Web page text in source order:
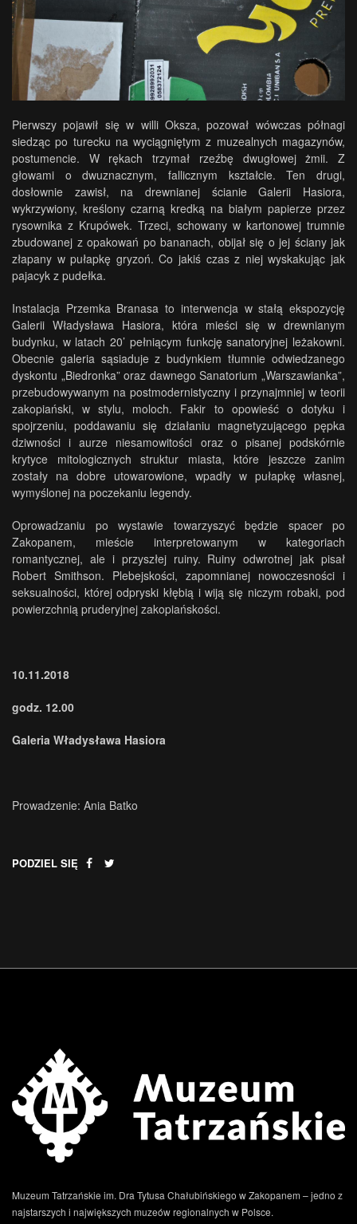
Pierwszy pojawił się w willi Oksza, pozował wówczas półnagi
siedząc po turecku na wyciągniętym z muzealnych magazynów,
postumencie. W rękach trzymał rzeźbę dwugłowej żmii. Z
głowami o dwuznacznym, fallicznym kształcie. Ten drugi,
dosłownie zawisł, na drewnianej ścianie Galerii Hasiora,
wykrzywiony, kreślony czarną kredką na białym papierze przez
rysownika z Krupówek. Trzeci, schowany w kartonowej trumnie
zbudowanej z opakowań po bananach, obijał się o jej ściany jak
złapany w pułapkę gryzoń. Co jakiś czas z niej wyskakując jak
pajacyk z pudełka.
Instalacja Przemka Branasa to interwencja w stałą ekspozycję
Galerii Władysława Hasiora, która mieści się w drewnianym
budynku, w latach 20’ pełniącym funkcję sanatoryjnej leżakowni.
Obecnie galeria sąsiaduje z budynkiem tłumnie odwiedzanego
dyskontu „Biedronka” oraz dawnego Sanatorium „Warszawianka”,
przebudowywanym na postmodernistyczny i przynajmniej w teorii
zakopiański, w stylu, moloch. Fakir to opowieść o dotyku i
spojrzeniu, poddawaniu się działaniu magnetyzującego pępka
dziwności i aurze niesamowitości oraz o pisanej podskórnie
krytyce mitologicznych struktur miasta, które jeszcze zanim
zostały na dobre utowarowione, wpadły w pułapkę własnej,
wymyślonej na poczekaniu legendy.
Oprowadzaniu po wystawie towarzyszyć będzie spacer po
Zakopanem, mieście interpretowanym w kategoriach
romantycznej, ale i przyszłej ruiny. Ruiny odwrotnej jak pisał
Robert Smithson. Plebejskości, zapomnianej nowoczesności i
seksualności, której odpryski kłębią i wiją się niczym robaki, pod
powierzchnią pruderyjnej zakopiańskości.
10.11.2018
godz. 12.00
Galeria Władysława Hasiora
Prowadzenie: Ania Batko
PODZIEL SIĘ
Muzeum Tatrzańskie im. Dra Tytusa Chałubińskiego w Zakopanem – jedno z
najstarszych i największych muzeów regionalnych w Polsce.